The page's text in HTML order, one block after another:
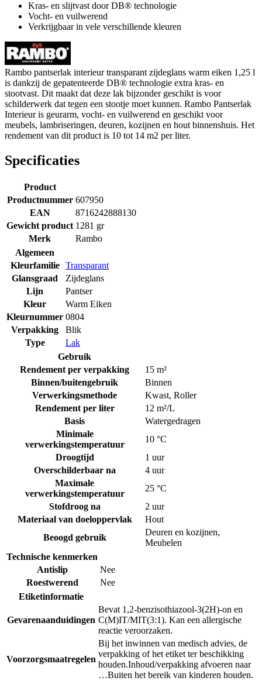
Kras- en slijtvast door DB® technologie
Vocht- en vuilwerend
Verkrijgbaar in vele verschillende kleuren
Rambo pantserlak interieur transparant zijdeglans warm eiken 1,25 l
is dankzij de gepatenteerde DB® technologie extra kras- en
stootvast. Dit maakt dat deze lak bijzonder geschikt is voor
schilderwerk dat tegen een stootje moet kunnen. Rambo Pantserlak
Interieur is geurarm, vocht- en vuilwerend en geschikt voor
meubels, lambriseringen, deuren, kozijnen en hout binnenshuis. Het
rendement van dit product is 10 tot 14 m2 per liter.
Specificaties
Product
Productnummer 607950
EAN
8716242888130
Gewicht product 1281 gr
Merk
Rambo
Algemeen
Kleurfamilie
Transparant
Glansgraad
Zijdeglans
Lijn
Pantser
Kleur
Warm Eiken
Kleurnummer 0804
Verpakking
Blik
Type
Lak
Gebruik
Rendement per verpakking
15 m²
Binnen/buitengebruik
Binnen
Verwerkingsmethode
Kwast, Roller
Rendement per liter
12 m²/L
Basis
Watergedragen
Minimale
verwerkingstemperatuur
10 °C
Droogtijd
1 uur
Overschilderbaar na
4 uur
Maximale
verwerkingstemperatuur
25 °C
Stofdroog na
2 uur
Materiaal van doeloppervlak
Hout
Beoogd gebruik
Deuren en kozijnen,
Meubelen
Technische kenmerken
Antislip
Nee
Roestwerend
Nee
Etiketinformatie
Gevarenaanduidingen
Bevat 1,2-benzisothiazool-3(2H)-on en
C(M)IT/MIT(3:1). Kan een allergische
reactie veroorzaken.
Voorzorgsmaatregelen
Bij het inwinnen van medisch advies, de
verpakking of het etiket ter beschikking
houden.Inhoud/verpakking afvoeren naar
…Buiten het bereik van kinderen houden.